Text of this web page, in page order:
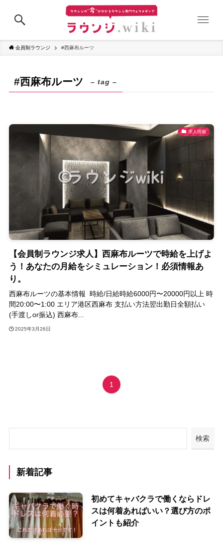
会員制ラウンジ #西麻布ルーツ
#西麻布ルーツ – tag –
求人情報
【会員制ラウンジ求人】西麻布ルーツで時給を上げよ
う！あなたの月給をシミュレーション！必須情報あ
り。
西麻布ルーツの基本情報 時給/日給時給6000円〜20000円以上 時
間20:00〜1:00 エリア港区西麻布 支払い方法翌出勤日全額払い
(手渡しor振込) 西麻布...
2025年3月26日
1
検索
新着記事
初めてキャバクラで働くならドレ
スは何着あればいい？選び方のポ
イントも紹介